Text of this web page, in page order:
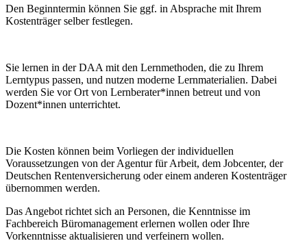
Den Beginntermin können Sie ggf. in Absprache mit Ihrem
Kostenträger selber festlegen.
Sie lernen in der DAA mit den Lernmethoden, die zu Ihrem
Lerntypus passen, und nutzen moderne Lernmaterialien. Dabei
werden Sie vor Ort von Lernberater*innen betreut und von
Dozent*innen unterrichtet.
Die Kosten können beim Vorliegen der individuellen
Voraussetzungen von der Agentur für Arbeit, dem Jobcenter, der
Deutschen Rentenversicherung oder einem anderen Kostenträger
übernommen werden.
Das Angebot richtet sich an Personen, die Kenntnisse im
Fachbereich Büromanagement erlernen wollen oder Ihre
Vorkenntnisse aktualisieren und verfeinern wollen.